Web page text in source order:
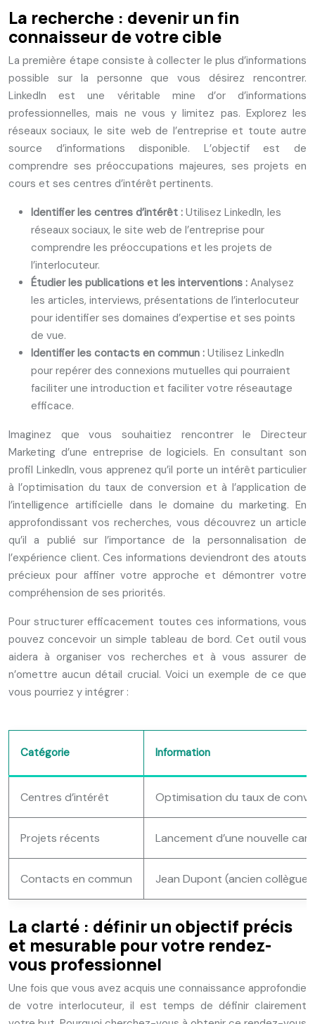
La recherche : devenir un fin
connaisseur de votre cible
La première étape consiste à collecter le plus d’informations
possible sur la personne que vous désirez rencontrer.
LinkedIn est une véritable mine d’or d’informations
professionnelles, mais ne vous y limitez pas. Explorez les
réseaux sociaux, le site web de l’entreprise et toute autre
source d’informations disponible. L’objectif est de
comprendre ses préoccupations majeures, ses projets en
cours et ses centres d’intérêt pertinents.
Identifier les centres d’intérêt : Utilisez LinkedIn, les
réseaux sociaux, le site web de l’entreprise pour
comprendre les préoccupations et les projets de
l’interlocuteur.
Étudier les publications et les interventions : Analysez
les articles, interviews, présentations de l’interlocuteur
pour identifier ses domaines d’expertise et ses points
de vue.
Identifier les contacts en commun : Utilisez LinkedIn
pour repérer des connexions mutuelles qui pourraient
faciliter une introduction et faciliter votre réseautage
efficace.
Imaginez que vous souhaitiez rencontrer le Directeur
Marketing d’une entreprise de logiciels. En consultant son
profil LinkedIn, vous apprenez qu’il porte un intérêt particulier
à l’optimisation du taux de conversion et à l’application de
l’intelligence artificielle dans le domaine du marketing. En
approfondissant vos recherches, vous découvrez un article
qu’il a publié sur l’importance de la personnalisation de
l’expérience client. Ces informations deviendront des atouts
précieux pour affiner votre approche et démontrer votre
compréhension de ses priorités.
Pour structurer efficacement toutes ces informations, vous
pouvez concevoir un simple tableau de bord. Cet outil vous
aidera à organiser vos recherches et à vous assurer de
n’omettre aucun détail crucial. Voici un exemple de ce que
vous pourriez y intégrer :
Catégorie Information
Centres d’intérêt Optimisation du taux de
Projets récents Lancement d’une nouvelle
Contacts en commun Jean Dupont (ancien collègue)
La clarté : définir un objectif précis
et mesurable pour votre rendez-
vous professionnel
Une fois que vous avez acquis une connaissance approfondie
de votre interlocuteur, il est temps de définir clairement